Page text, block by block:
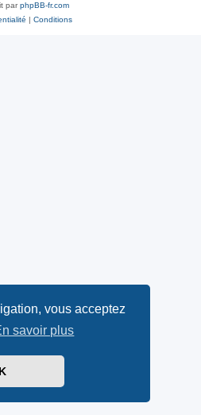
vous acceptez
savoir plus
parphpBB-fr.com
| Conditions